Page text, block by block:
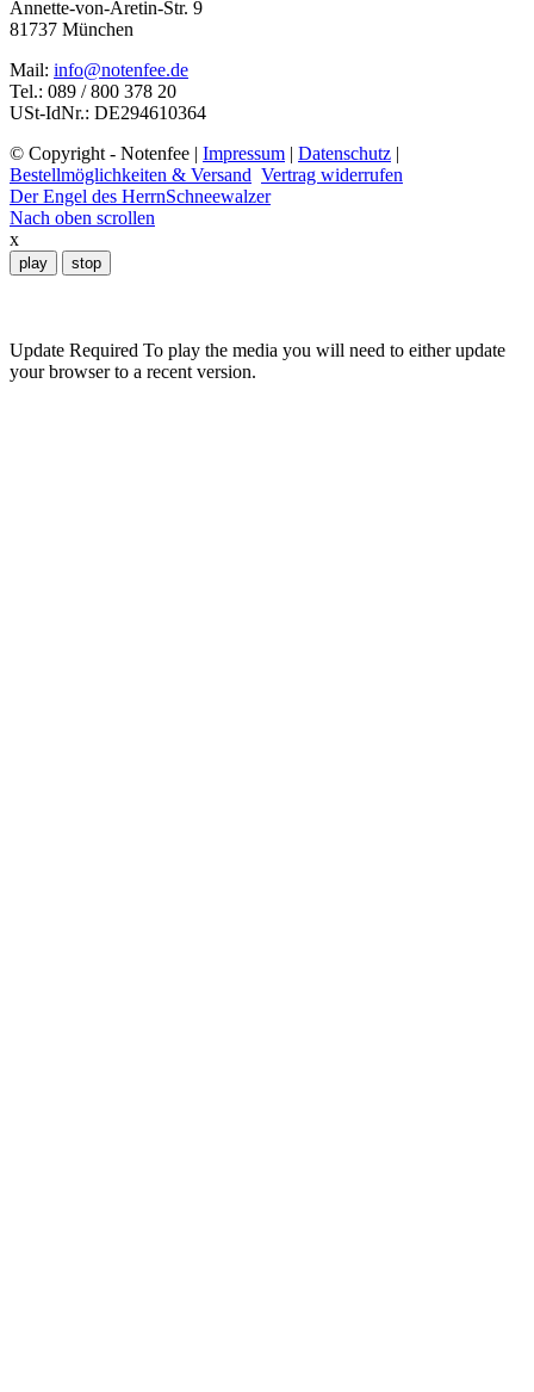
gewählt
werden
Annette-von-Aretin-Str. 9
81737 München
Mail: info@notenfee.de
Tel.: 089 / 800 378 20
USt-IdNr.: DE294610364
© Copyright - Notenfee | Impressum | Datenschutz |
Bestellmöglichkeiten & Versand Vertrag widerrufen
Der Engel des HerrnSchneewalzer
Nach oben scrollen
x
play stop
Update Required To play the media you will need to either update
your browser to a recent version.